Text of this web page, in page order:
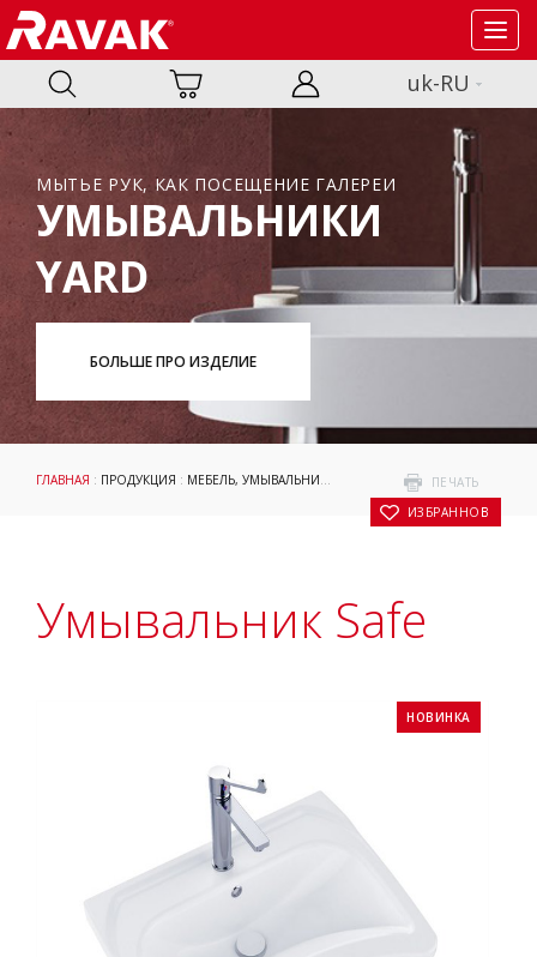
uk-RU
МЫТЬЕ РУК, КАК ПОСЕЩЕНИЕ ГАЛЕРЕИ
УМЫВАЛЬНИКИ
YARD
БОЛЬШЕ ПРО ИЗДЕЛИЕ
ПЕЧАТЬ
В ИЗБРАННОЕ
ГЛАВНАЯ : ПРОДУКЦИЯ : МЕБЕЛЬ, УМЫВАЛЬНИКИ И WC УМЫВАЛЬНИКИ
Умывальник Safe
НОВИНКА